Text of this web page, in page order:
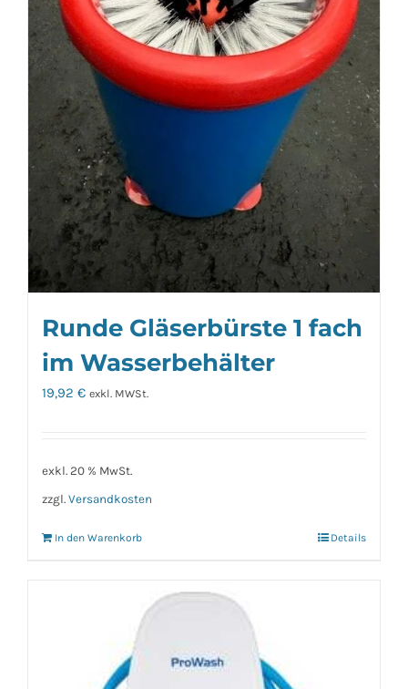
Runde Gläserbürste 1 fach
im Wasserbehälter
19,92 € exkl. MWSt.
exkl. 20 % MwSt.
zzgl. Versandkosten
In den Warenkorb Details